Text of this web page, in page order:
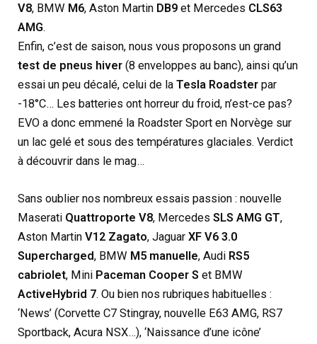
V8, BMW M6, Aston Martin DB9 et Mercedes CLS63
AMG.
Enfin, c’est de saison, nous vous proposons un grand
test de pneus hiver (8 enveloppes au banc), ainsi qu’un
essai un peu décalé, celui de laTesla Roadster par
-18°C… Les batteries ont horreur du froid, n’est-ce pas?
EVO a donc emmené la Roadster Sport en Norvège sur
un lac gelé et sous des températures glaciales. Verdict
à découvrir dans le mag…
Sans oublier nos nombreux essais passion : nouvelle
Maserati Quattroporte V8, MercedesSLS AMG GT,
Aston MartinV12 Zagato, JaguarXF V6 3.0
Supercharged, BMW M5 manuelle, Audi RS5
cabriolet, Mini Paceman Cooper S et BMW
ActiveHybrid 7. Ou bien nos rubriques habituelles :
‘News’ (Corvette C7 Stingray, nouvelle E63 AMG, RS7
Sportback, Acura NSX…), ‘Naissance d’une icône’